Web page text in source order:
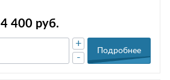
4 400 руб.
-
+
Подробнее